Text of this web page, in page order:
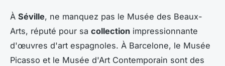
À Séville, ne manquez pas le Musée des Beaux-
Arts, réputé pour sa collection impressionnante
d'œuvres d'art espagnoles. À Barcelone, le Musée
Picasso et le Musée d'Art Contemporain sont des